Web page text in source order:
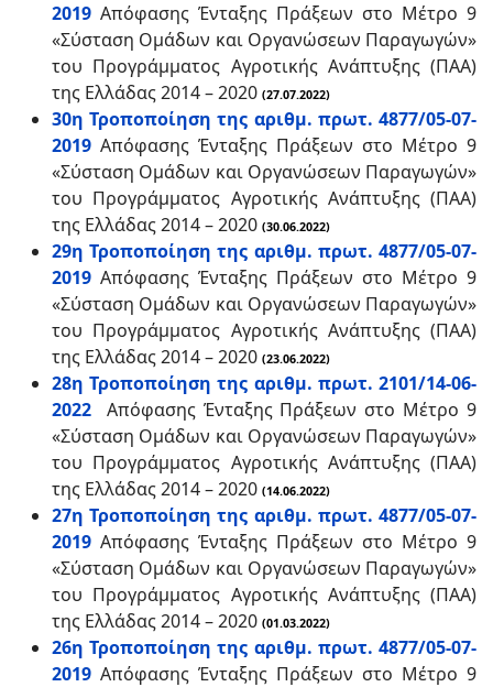
2019 Απόφασης Ένταξης Πράξεων στο Μέτρο 9
«Σύσταση Ομάδων και Οργανώσεων Παραγωγών»
του Προγράμματος Αγροτικής Ανάπτυξης (ΠΑΑ)
της Ελλάδας 2014 – 2020 (27.07.2022)
30η Τροποποίηση της αριθμ. πρωτ. 4877/05-07-
2019 Απόφασης Ένταξης Πράξεων στο Μέτρο 9
«Σύσταση Ομάδων και Οργανώσεων Παραγωγών»
του Προγράμματος Αγροτικής Ανάπτυξης (ΠΑΑ)
της Ελλάδας 2014 – 2020 (30.06.2022)
29η Τροποποίηση της αριθμ. πρωτ. 4877/05-07-
2019 Απόφασης Ένταξης Πράξεων στο Μέτρο 9
«Σύσταση Ομάδων και Οργανώσεων Παραγωγών»
του Προγράμματος Αγροτικής Ανάπτυξης (ΠΑΑ)
της Ελλάδας 2014 – 2020 (23.06.2022)
28η Τροποποίηση της αριθμ. πρωτ. 2101/14-06-
2022
Απόφασης Ένταξης Πράξεων στο Μέτρο 9
«Σύσταση Ομάδων και Οργανώσεων Παραγωγών»
του Προγράμματος Αγροτικής Ανάπτυξης (ΠΑΑ)
της Ελλάδας 2014 – 2020 (14.06.2022)
27η Τροποποίηση της αριθμ. πρωτ. 4877/05-07-
2019 Απόφασης Ένταξης Πράξεων στο Μέτρο 9
«Σύσταση Ομάδων και Οργανώσεων Παραγωγών»
του Προγράμματος Αγροτικής Ανάπτυξης (ΠΑΑ)
της Ελλάδας 2014 – 2020 (01.03.2022)
26η Τροποποίηση της αριθμ. πρωτ. 4877/05-07-
2019 Απόφασης Ένταξης Πράξεων στο Μέτρο 9